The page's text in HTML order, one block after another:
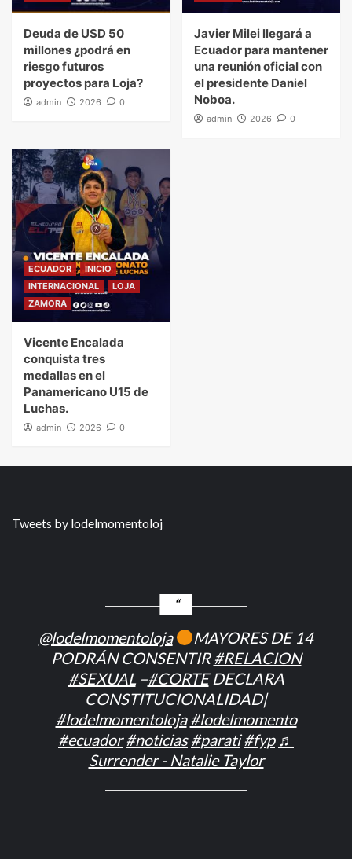
Deuda de USD 50
millones ¿podrá en
riesgo futuros
proyectos para Loja?
admin 2026 0
Javier Milei llegará a
Ecuador para mantener
una reunión oficial con
el presidente Daniel
Noboa.
admin 2026 0
ECUADOR
INICIO
INTERNACIONAL
LOJA
ZAMORA
Vicente Encalada
conquista tres
medallas en el
Panamericano U15 de
Luchas.
admin 2026 0
Tweets by lodelmomentoloj
@lodelmomentoloja
MAYORES DE 14
PODRÁN CONSENTIR#RELACION
#SEXUAL –#CORTEDECLARA
CONSTITUCIONALIDAD|
#lodelmomentoloja #lodelmomento
#ecuador #noticias #parati #fyp ♬
Surrender - Natalie Taylor